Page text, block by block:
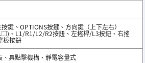
鍵、OPTIONS按鍵、方向鍵（上下左右）
L1/R1/L2/R2按鈕、左搖桿/L3按鈕、右搖
板按鈕
具點擊機構、靜電容量式